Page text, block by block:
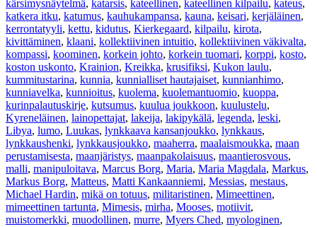
kärsimysnäytelmä, katarsis, kateellinen, kateellinen kilpailu, kateus,
katkera itku, katumus, kauhukampansa, kauna, keisari, kerjäläinen,
kerrontatyyli, kettu, kidutus, Kierkegaard, kilpailu, kirota,
kivittäminen, klaani, kollektiivinen intuitio, kollektiivinen väkivalta,
kompassi, koominen, korkein johto, korkein tuomari, korppi, kosto,
koston uskonto, Krainion, Kreikka, krusifiksi, Kukon laulu,
kummitustarina, kunnia, kunnialliset hautajaiset, kunnianhimo,
kunniavelka, kunnioitus, kuolema, kuolemantuomio, kuoppa,
kurinpalautuskirje, kutsumus, kuulua joukkoon, kuulustelu,
Kyreneläinen, lainopettajat, lakeija, lakipykälä, legenda, leski,
Libya, lumo, Luukas, lynkkaava kansanjoukko, lynkkaus,
lynkkaushenki, lynkkausjoukko, maaherra, maalaismoukka, maan
perustamisesta, maanjäristys, maanpakolaisuus, maantierosvous,
malli, manipuloitava, Marcus Borg, Maria, Maria Magdala, Markus,
Markus Borg, Matteus, Matti Kankaanniemi, Messias, mestaus,
Michael Hardin, mikä on totuus, militaristinen, Mimeettinen,
mimeettinen tartunta, Mimesis, mirha, Mooses, motiivit,
muistomerkki, muodollinen, murre, Myers Ched, myologinen,